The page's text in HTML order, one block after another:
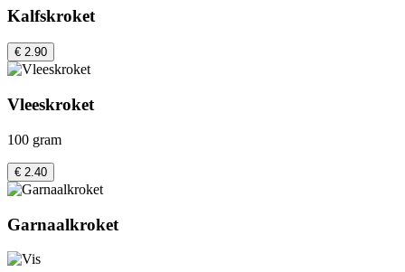
Kalfskroket
€ 2.90
Vleeskroket
100 gram
€ 2.40
Garnaalkroket